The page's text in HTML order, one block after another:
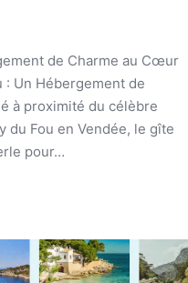
de Charme au Cœur
: Un Hébergement de
à proximité du célèbre
du Fou en Vendée, le gîte
pour…